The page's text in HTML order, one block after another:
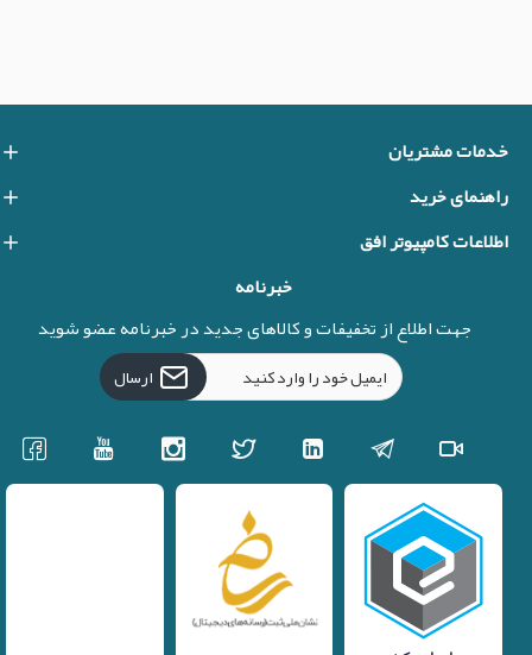
خدمات مشتریان
راهنمای خرید
اطلاعات کامپیوتر افق
خبرنامه
جهت اطلاع از تخفیفات و کالاهای جدید در خبرنامه عضو شوید
ارسال